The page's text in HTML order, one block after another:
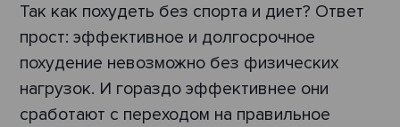
Так как похудеть без спорта и диет? Ответ
прост: эффективное и долгосрочное
похудение невозможно без физических
нагрузок. И гораздо эффективнее они
сработают с переходом на правильное